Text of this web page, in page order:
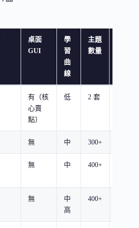
桌面
GUI
學
習
曲
線
主題
數量
有（核
心賣
點）
低 2 套
無 中 300+
無 中 400+
無
中
高
400+